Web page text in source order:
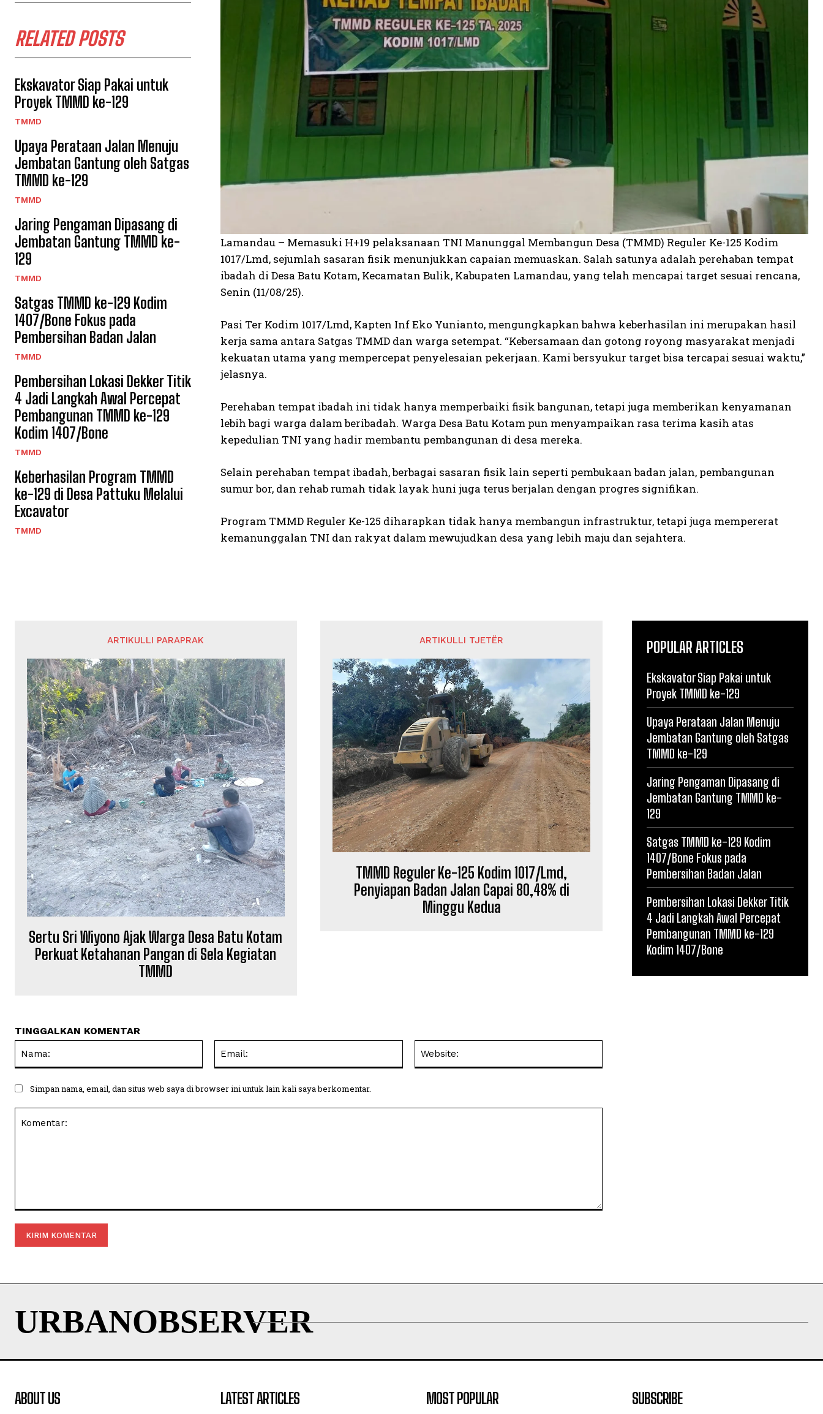
RELATED POSTS
Ekskavator Siap Pakai untuk
Proyek TMMD ke-129
TMMD
Upaya Perataan Jalan Menuju
Jembatan Gantung oleh Satgas
TMMD ke-129
TMMD
Jaring Pengaman Dipasang di
Jembatan Gantung TMMD ke-
129
TMMD
Satgas TMMD ke-129 Kodim
1407/Bone Fokus pada
Pembersihan Badan Jalan
TMMD
Pembersihan Lokasi Dekker Titik
4 Jadi Langkah Awal Percepat
Pembangunan TMMD ke-129
Kodim 1407/Bone
TMMD
Keberhasilan Program TMMD
ke-129 di Desa Pattuku Melalui
Excavator
TMMD
Lamandau – Memasuki H+19 pelaksanaan TNI Manunggal Membangun Desa (TMMD) Reguler Ke-125 Kodim
1017/Lmd, sejumlah sasaran fisik menunjukkan capaian memuaskan. Salah satunya adalah perehaban tempat
ibadah di Desa Batu Kotam, Kecamatan Bulik, Kabupaten Lamandau, yang telah mencapai target sesuai rencana,
Senin (11/08/25).
Pasi Ter Kodim 1017/Lmd, Kapten Inf Eko Yunianto, mengungkapkan bahwa keberhasilan ini merupakan hasil
kerja sama antara Satgas TMMD dan warga setempat. “Kebersamaan dan gotong royong masyarakat menjadi
kekuatan utama yang mempercepat penyelesaian pekerjaan. Kami bersyukur target bisa tercapai sesuai waktu,”
jelasnya.
Perehaban tempat ibadah ini tidak hanya memperbaiki fisik bangunan, tetapi juga memberikan kenyamanan
lebih bagi warga dalam beribadah. Warga Desa Batu Kotam pun menyampaikan rasa terima kasih atas
kepedulian TNI yang hadir membantu pembangunan di desa mereka.
Selain perehaban tempat ibadah, berbagai sasaran fisik lain seperti pembukaan badan jalan, pembangunan
sumur bor, dan rehab rumah tidak layak huni juga terus berjalan dengan progres signifikan.
Program TMMD Reguler Ke-125 diharapkan tidak hanya membangun infrastruktur, tetapi juga mempererat
kemanunggalan TNI dan rakyat dalam mewujudkan desa yang lebih maju dan sejahtera.
ARTIKULLI PARAPRAK
Sertu Sri Wiyono Ajak Warga Desa Batu Kotam
Perkuat Ketahanan Pangan di Sela Kegiatan
TMMD
ARTIKULLI TJETËR
TMMD Reguler Ke-125 Kodim 1017/Lmd,
Penyiapan Badan Jalan Capai 80,48% di
Minggu Kedua
TINGGALKAN KOMENTAR
Simpan nama, email, dan situs web saya di browser ini untuk lain kali saya berkomentar.
POPULAR ARTICLES
Ekskavator Siap Pakai untuk
Proyek TMMD ke-129
Upaya Perataan Jalan Menuju
Jembatan Gantung oleh Satgas
TMMD ke-129
Jaring Pengaman Dipasang di
Jembatan Gantung TMMD ke-
129
Satgas TMMD ke-129 Kodim
1407/Bone Fokus pada
Pembersihan Badan Jalan
Pembersihan Lokasi Dekker Titik
4 Jadi Langkah Awal Percepat
Pembangunan TMMD ke-129
Kodim 1407/Bone
URBANOBSERVER
ABOUT US LATEST ARTICLES MOST POPULAR SUBSCRIBE